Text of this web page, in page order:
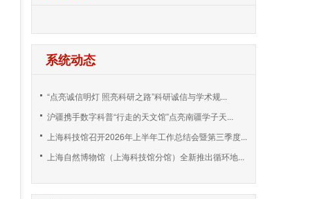
系统动态
“点亮诚信明灯 照亮科研之路”科研诚信与学术规...
沪疆携手数字科普“行走的天文馆”点亮南疆学子天...
上海科技馆召开2026年上半年工作总结会暨第三季度...
上海自然博物馆（上海科技馆分馆）全新推出循环地...